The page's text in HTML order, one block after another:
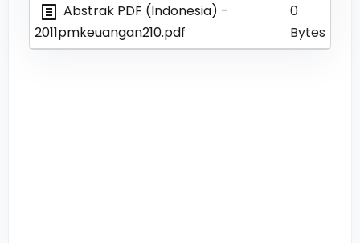
Abstrak PDF (Indonesia) -
2011pmkeuangan210.pdf
0
Bytes